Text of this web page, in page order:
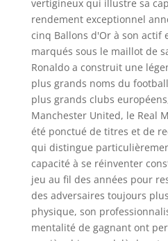
vertigineux qui illustre sa
rendement exceptionnel
cinq Ballons d'Or à son actif
marqués sous le maillot de
Ronaldo a construit une
plus grands noms du
plus grands clubs
Manchester United, le Real
été ponctué de titres et de
qui distingue
capacité à se réinventer
jeu au fil des années pour
des adversaires toujours
physique, son
mentalité de gagnant ont